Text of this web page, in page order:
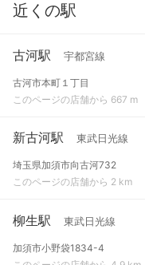
近くの駅
古河駅 宇都宮線
古河市本町１丁目
このページの店舗から 667 m
新古河駅 東武日光線
埼玉県加須市向古河732
このページの店舗から 2 km
柳生駅 東武日光線
加須市小野袋1834-4